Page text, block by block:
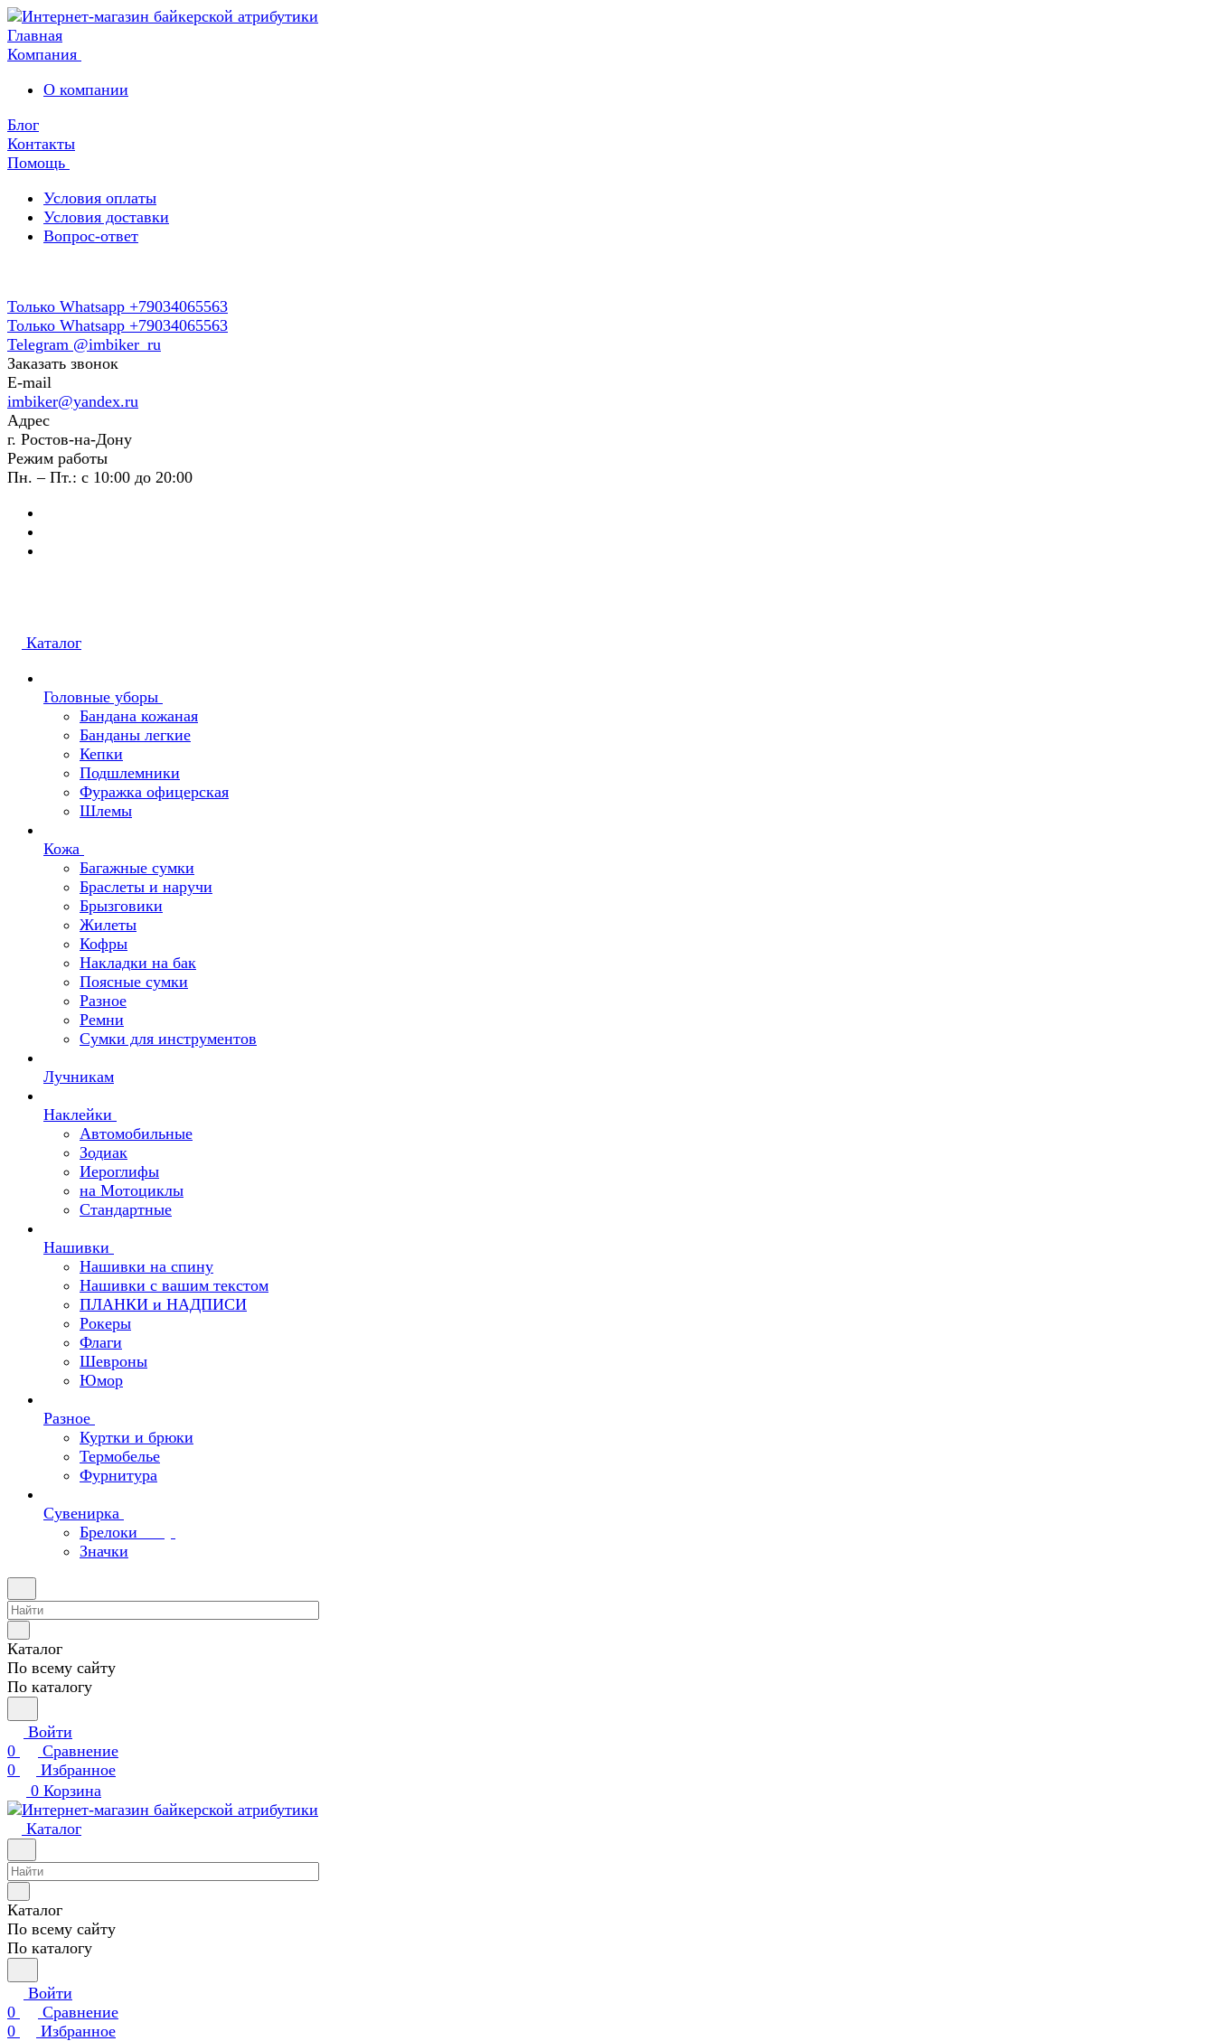
Главная
Компания
О компании
Блог
Контакты
Помощь
Условия оплаты
Условия доставки
Вопрос-ответ
Только Whatsapp +79034065563
Только Whatsapp +79034065563
Telegram @imbiker_ru
Заказать звонок
E-mail
imbiker@yandex.ru
Адрес
г. Ростов-на-Дону
Режим работы
Пн. – Пт.: с 10:00 до 20:00
Каталог
Головные уборы
Бандана кожаная
Банданы легкие
Кепки
Подшлемники
Фуражка офицерская
Шлемы
Кожа
Багажные сумки
Браслеты и наручи
Брызговики
Жилеты
Кофры
Накладки на бак
Поясные сумки
Разное
Ремни
Сумки для инструментов
Лучникам
Наклейки
Автомобильные
Зодиак
Иероглифы
на Мотоциклы
Стандартные
Нашивки
Нашивки на спину
Нашивки с вашим текстом
ПЛАНКИ и НАДПИСИ
Рокеры
Флаги
Шевроны
Юмор
Разное
Куртки и брюки
Термобелье
Фурнитура
Сувенирка
Брелоки
Значки
Каталог
По всему сайту
По каталогу
Войти
0
Сравнение
0
Избранное
0 Корзина
Каталог
Каталог
По всему сайту
По каталогу
Войти
0
Сравнение
0
Избранное